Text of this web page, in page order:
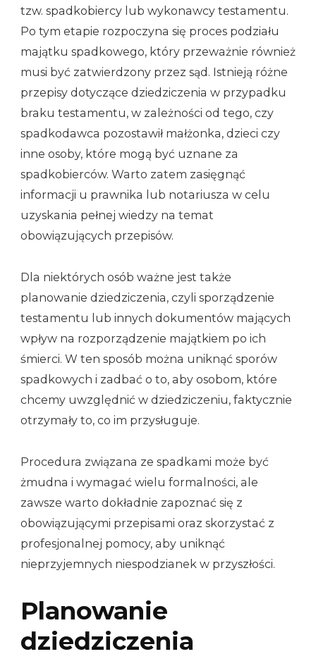
tzw. spadkobiercy lub wykonawcy testamentu.
Po tym etapie rozpoczyna się proces podziału
majątku spadkowego, który przeważnie również
musi być zatwierdzony przez sąd. Istnieją różne
przepisy dotyczące dziedziczenia w przypadku
braku testamentu, w zależności od tego, czy
spadkodawca pozostawił małżonka, dzieci czy
inne osoby, które mogą być uznane za
spadkobierców. Warto zatem zasięgnąć
informacji u prawnika lub notariusza w celu
uzyskania pełnej wiedzy na temat
obowiązujących przepisów.
Dla niektórych osób ważne jest także
planowanie dziedziczenia, czyli sporządzenie
testamentu lub innych dokumentów mających
wpływ na rozporządzenie majątkiem po ich
śmierci. W ten sposób można uniknąć sporów
spadkowych i zadbać o to, aby osobom, które
chcemy uwzględnić w dziedziczeniu, faktycznie
otrzymały to, co im przysługuje.
Procedura związana ze spadkami może być
żmudna i wymagać wielu formalności, ale
zawsze warto dokładnie zapoznać się z
obowiązującymi przepisami oraz skorzystać z
profesjonalnej pomocy, aby uniknąć
nieprzyjemnych niespodzianek w przyszłości.
Planowanie
dziedziczenia